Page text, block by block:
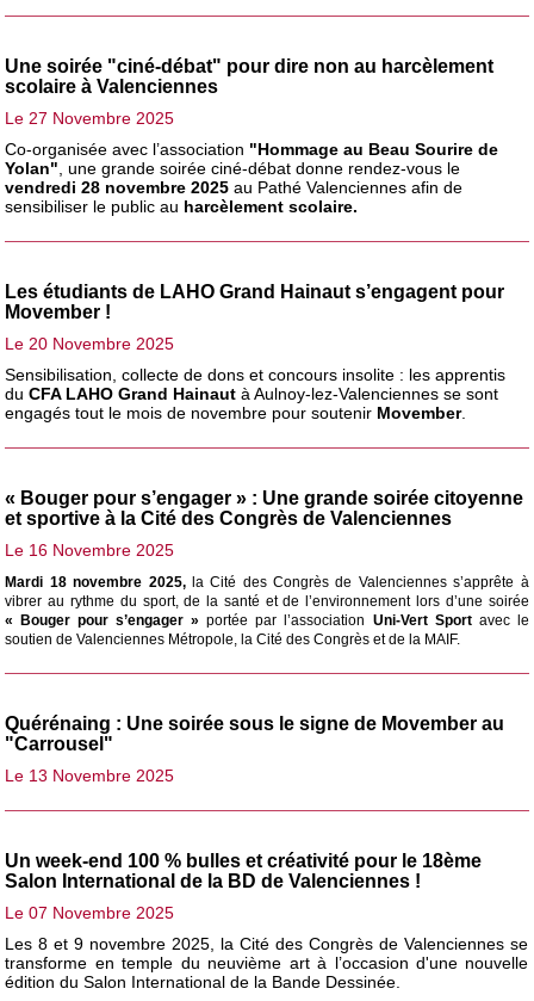
Une soirée "ciné-débat" pour dire non au harcèlement
scolaire à Valenciennes
Le 27 Novembre 2025
Co-organisée avec l’association "Hommage au Beau Sourire de
Yolan" , une grande soirée ciné-débat donne rendez-vous le
vendredi 28 novembre 2025 au Pathé Valenciennes afin de
sensibiliser le public au harcèlement scolaire.
Les étudiants de LAHO Grand Hainaut s’engagent pour
Movember !
Le 20 Novembre 2025
Sensibilisation, collecte de dons et concours insolite : les apprentis
duCFA LAHO Grand Hainaut à Aulnoy-lez-Valenciennes se sont
engagés tout le mois de novembre pour soutenir Movember.
« Bouger pour s’engager » : Une grande soirée citoyenne
et sportive à la Cité des Congrès de Valenciennes
Le 16 Novembre 2025
Mardi 18 novembre 2025, la Cité des Congrès de Valenciennes s’apprête à
vibrer au rythme du sport, de la santé et de l’environnement lors d’une soirée
« Bouger pour s’engager » portée par l’association Uni-Vert Sportavec le
soutien de Valenciennes Métropole, la Cité des Congrès et de la MAIF.
Quérénaing : Une soirée sous le signe de Movember au
"Carrousel"
Le 13 Novembre 2025
Un week-end 100 % bulles et créativité pour le 18ème
Salon International de la BD de Valenciennes !
Le 07 Novembre 2025
Les 8 et 9 novembre 2025, la Cité des Congrès de Valenciennes se
transforme en temple du neuvième art à l’occasion d'une nouvelle
édition du Salon International de la Bande Dessinée.